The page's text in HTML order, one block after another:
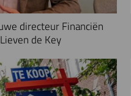
directeur Financiën
de Key